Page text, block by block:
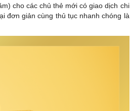
cho các chủ thẻ mới có giao dịch chi
đơn giản cùng thủ tục nhanh chóng là